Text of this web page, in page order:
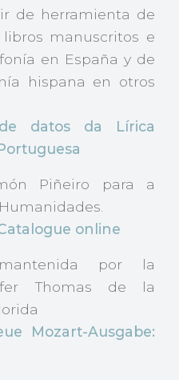
de herramienta de
manuscritos e
en España y de
hispana en otros
datos da Lírica
Piñeiro para a
online
por la
Thomas de la
Mozart-Ausgabe: